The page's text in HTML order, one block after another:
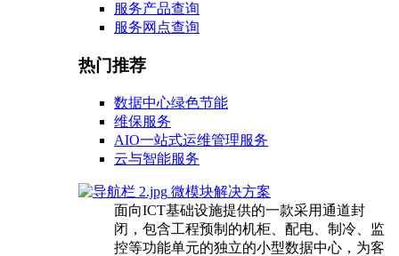
服务产品查询
服务网点查询
热门推荐
数据中心绿色节能
维保服务
AIO一站式运维管理服务
云与智能服务
微模块解决方案
面向ICT基础设施提供的一款采用通道封
闭，包含工程预制的机柜、配电、制冷、监
控等功能单元的独立的小型数据中心，为客